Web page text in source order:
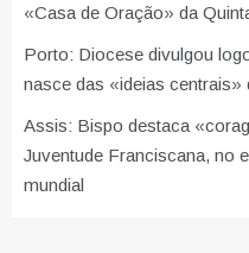
«Casa de Oração» da
Porto: Diocese divulgou
nasce das «ideias centrais»
Assis: Bispo destaca
Juventude Franciscana, no
mundial